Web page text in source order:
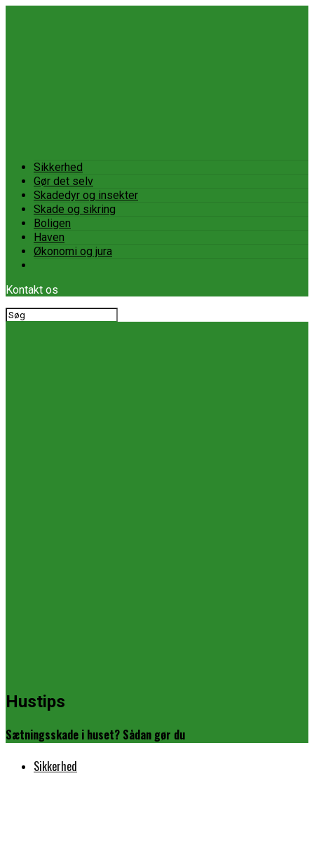
Sikkerhed
Gør det selv
Skadedyr og insekter
Skade og sikring
Boligen
Haven
Økonomi og jura
Kontakt os
Hustips
Sætningsskade i huset? Sådan gør du
Sikkerhed